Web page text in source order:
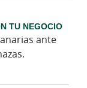
TU NEGOCIO
ante